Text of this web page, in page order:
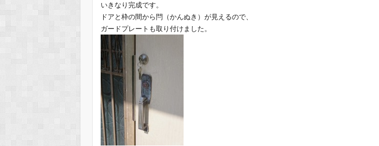
いきなり完成です。
ドアと枠の間から閂（かんぬき）が見えるので、
ガードプレートも取り付けました。